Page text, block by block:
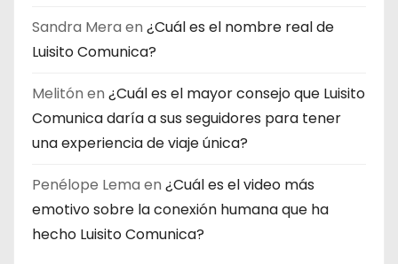
Sandra Mera en ¿Cuál es el nombre real de
Luisito Comunica?
Melitón en ¿Cuál es el mayor consejo que Luisito
Comunica daría a sus seguidores para tener
una experiencia de viaje única?
Penélope Lema en ¿Cuál es el video más
emotivo sobre la conexión humana que ha
hecho Luisito Comunica?